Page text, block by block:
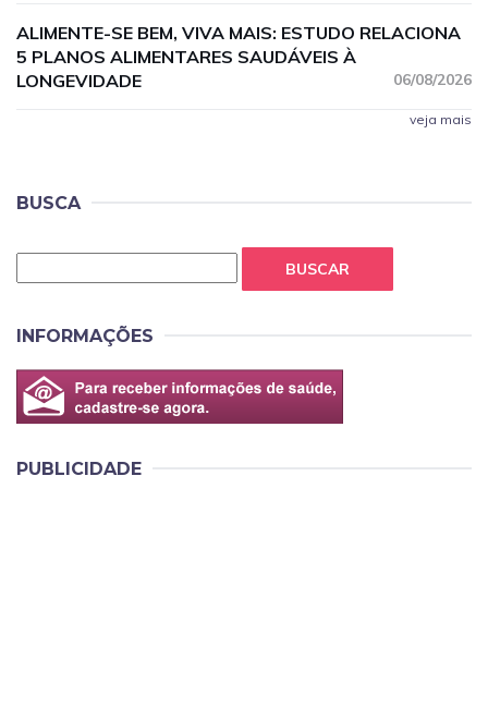
ALIMENTE-SE BEM, VIVA MAIS: ESTUDO RELACIONA
5 PLANOS ALIMENTARES SAUDÁVEIS À
LONGEVIDADE
06/08/2026
veja mais
BUSCA
BUSCAR
INFORMAÇÕES
PUBLICIDADE